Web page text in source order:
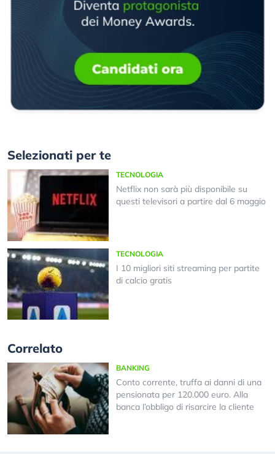
Selezionati per te
TECNOLOGIA
Netflix non sarà più disponibile su
questi televisori a partire dal 6 maggio
TECNOLOGIA
I 10 migliori siti streaming per partite
di calcio gratis
Correlato
BANKING
Conto corrente, truffa ai danni di una
pensionata per 120.000 euro. Alla
banca l’obbligo di risarcire la cliente